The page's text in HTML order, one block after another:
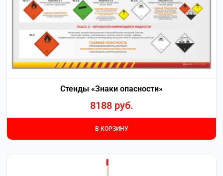
Стенды «Знаки опасности»
8188 руб.
В КОРЗИНУ